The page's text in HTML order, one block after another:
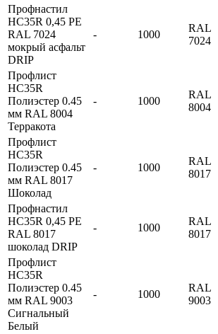
Профнастил
HC35R 0,45 PE
RAL 7024
мокрый асфальт
DRIP
- 1000
RAL
7024
Профлист
HC35R
Полиэстер 0.45
мм RAL 8004
Терракота
- 1000
RAL
8004
Профлист
HC35R
Полиэстер 0.45
мм RAL 8017
Шоколад
- 1000
RAL
8017
Профнастил
HC35R 0,45 PE
RAL 8017
шоколад DRIP
- 1000
RAL
8017
Профлист
HC35R
Полиэстер 0.45
мм RAL 9003
Сигнальный
Белый
- 1000
RAL
9003